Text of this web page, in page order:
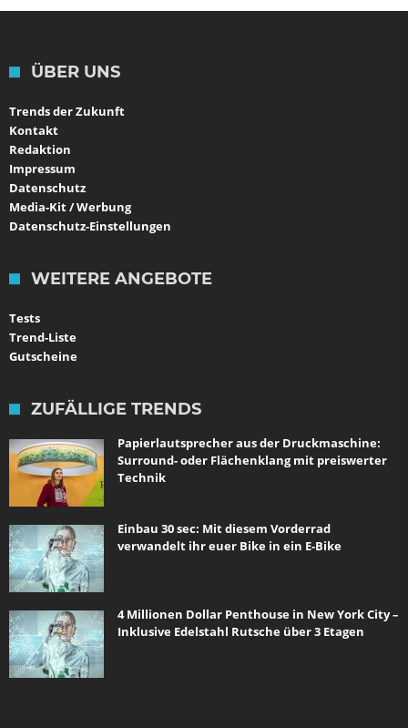
ÜBER UNS
Trends der Zukunft
Kontakt
Redaktion
Impressum
Datenschutz
Media-Kit / Werbung
Datenschutz-Einstellungen
WEITERE ANGEBOTE
Tests
Trend-Liste
Gutscheine
ZUFÄLLIGE TRENDS
Papierlautsprecher aus der Druckmaschine:
Surround- oder Flächenklang mit preiswerter
Technik
Einbau 30 sec: Mit diesem Vorderrad
verwandelt ihr euer Bike in ein E-Bike
4 Millionen Dollar Penthouse in New York City –
Inklusive Edelstahl Rutsche über 3 Etagen